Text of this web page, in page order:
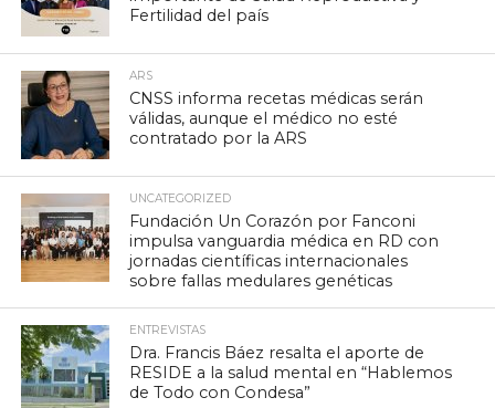
Fertilidad del país
ARS
CNSS informa recetas médicas serán
válidas, aunque el médico no esté
contratado por la ARS
UNCATEGORIZED
Fundación Un Corazón por Fanconi
impulsa vanguardia médica en RD con
jornadas científicas internacionales
sobre fallas medulares genéticas
ENTREVISTAS
Dra. Francis Báez resalta el aporte de
RESIDE a la salud mental en “Hablemos
de Todo con Condesa”